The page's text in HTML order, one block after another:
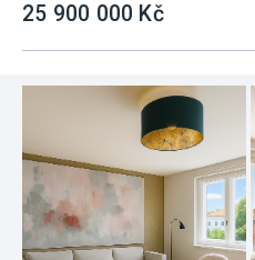
25 900 000 Kč